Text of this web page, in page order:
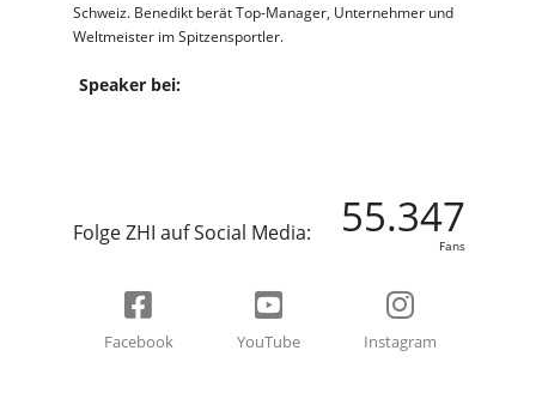
Schweiz. Benedikt berät Top-Manager, Unternehmer und
Weltmeister im Spitzensportler.
Speaker bei:
Folge ZHI auf Social Media: 55.347
Fans
Facebook YouTube Instagram